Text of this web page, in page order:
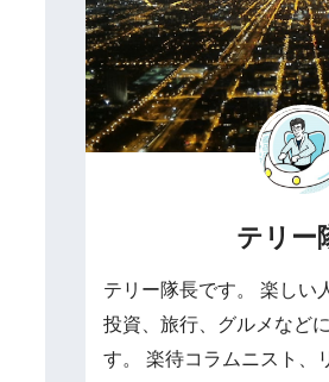
テリー
テリー隊長です。 楽しい
投資、旅行、グルメなど
す。 楽待コラムニスト、